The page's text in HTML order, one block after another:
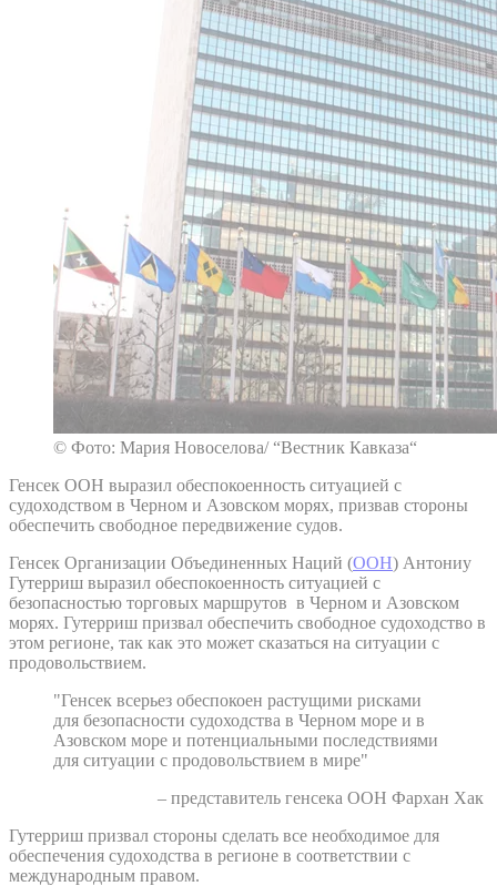
© Фото: Мария Новоселова/ “Вестник Кавказа“
Генсек ООН выразил обеспокоенность ситуацией с
судоходством в Черном и Азовском морях, призвав стороны
обеспечить свободное передвижение судов.
Генсек Организации Объединенных Наций (ООН) Антониу
Гутерриш выразил обеспокоенность ситуацией с
безопасностью торговых маршрутов в Черном и Азовском
морях. Гутерриш призвал обеспечить свободное судоходство в
этом регионе, так как это может сказаться на ситуации с
продовольствием.
"Генсек всерьез обеспокоен растущими рисками
для безопасности судоходства в Черном море и в
Азовском море и потенциальными последствиями
для ситуации с продовольствием в мире"
– представитель генсека ООН Фархан Хак
Гутерриш призвал стороны сделать все необходимое для
обеспечения судоходства в регионе в соответствии с
международным правом.